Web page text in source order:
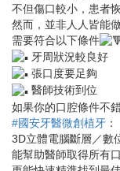
不但傷口較小，患者
然而，並非人人皆能
需要符合以下條件
牙周狀況較良好
張口度要足夠
醫師技術到位
如果你的口腔條件不
#國安牙醫微創植牙 ：
3D立體電腦斷層／數
能幫助醫師取得所有